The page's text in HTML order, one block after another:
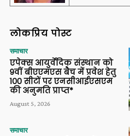
लोकप्रिय पोस्ट
समाचार
एपेक्स आयुर्वेदिक संस्थान को
9वीं बीएएमएस बैच में प्रवेश हेतु
100 सीटों पर एनसीआईएसएम
की अनुमति प्राप्त*
August 5, 2026
समाचार